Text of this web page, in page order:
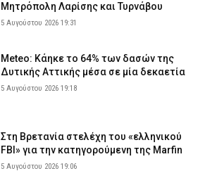
Μητρόπολη Λαρίσης και Τυρνάβου
5 Αυγούστου 2026 19:31
Meteo: Κάηκε το 64% των δασών της
Δυτικής Αττικής μέσα σε μία δεκαετία
5 Αυγούστου 2026 19:18
Στη Βρετανία στελέχη του «ελληνικού
FBI» για την κατηγορούμενη της Marfin
5 Αυγούστου 2026 19:06